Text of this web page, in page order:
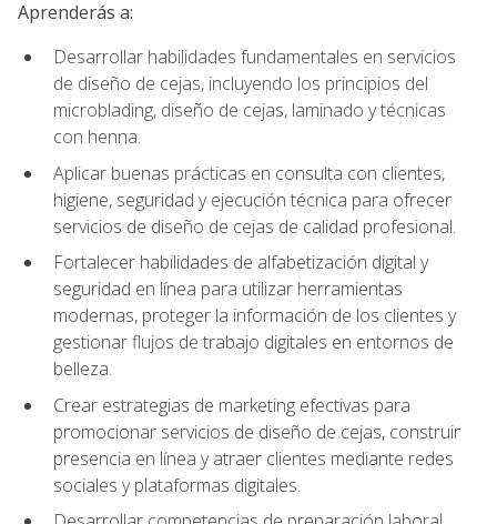
Aprenderás a:
Desarrollar habilidades fundamentales en servicios
de diseño de cejas, incluyendo los principios del
microblading, diseño de cejas, laminado y técnicas
con henna.
Aplicar buenas prácticas en consulta con clientes,
higiene, seguridad y ejecución técnica para ofrecer
servicios de diseño de cejas de calidad profesional.
Fortalecer habilidades de alfabetización digital y
seguridad en línea para utilizar herramientas
modernas, proteger la información de los clientes y
gestionar flujos de trabajo digitales en entornos de
belleza.
Crear estrategias de marketing efectivas para
promocionar servicios de diseño de cejas, construir
presencia en línea y atraer clientes mediante redes
sociales y plataformas digitales.